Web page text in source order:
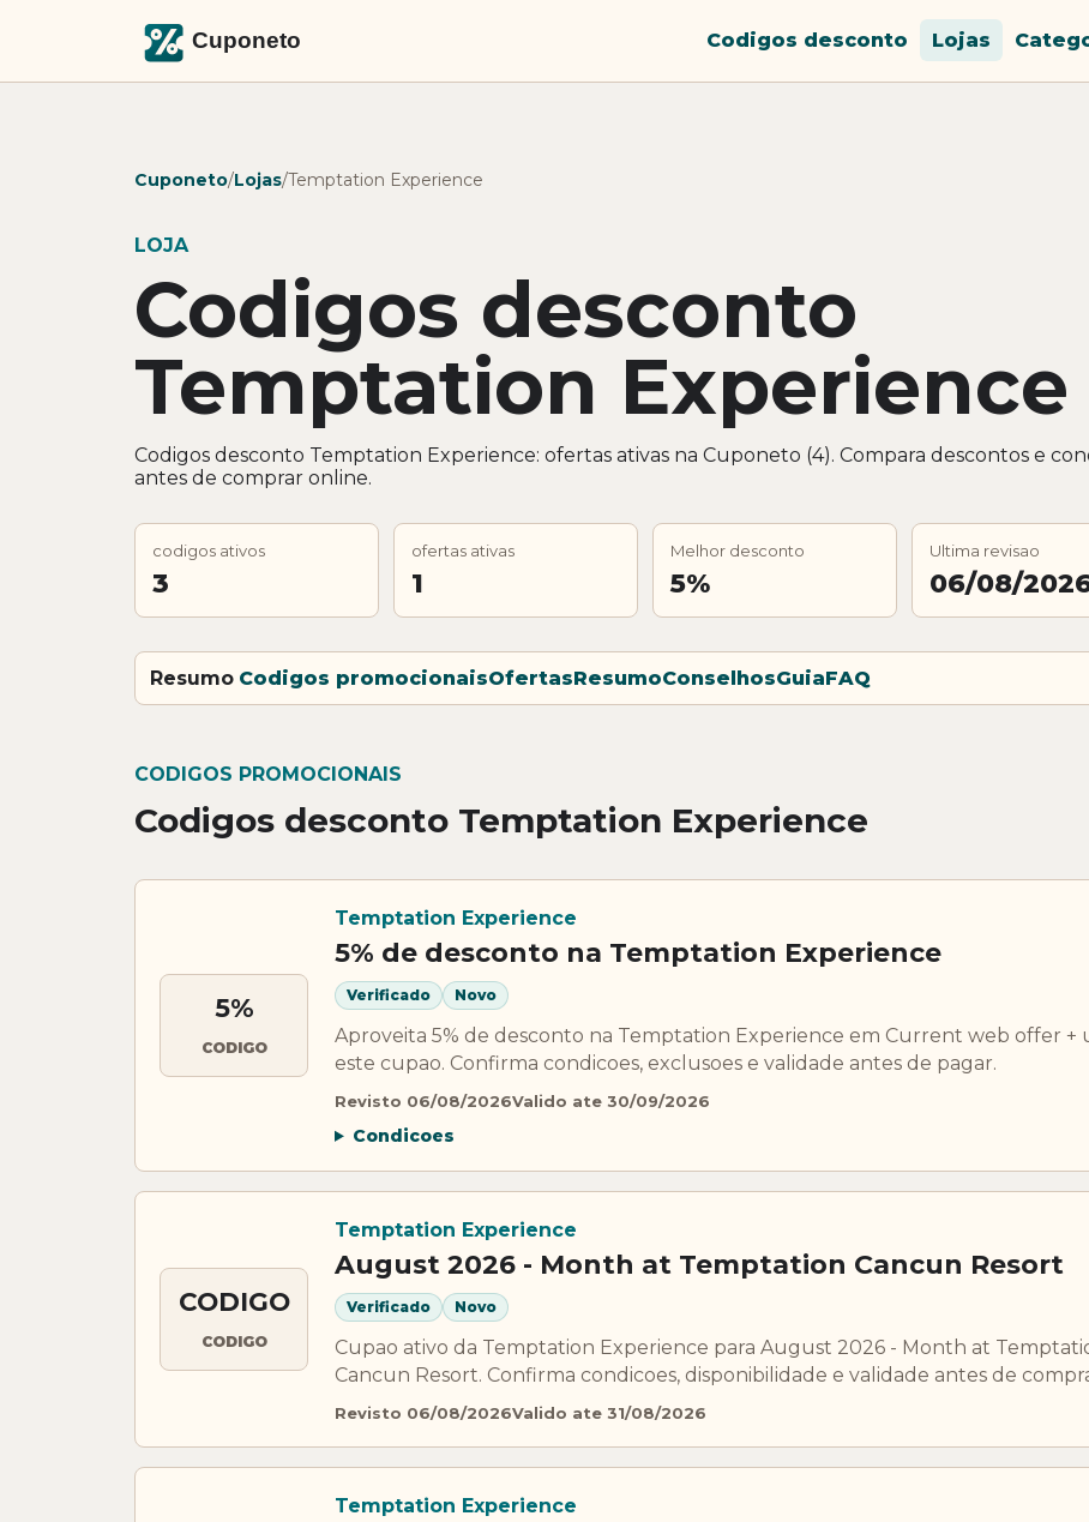
Codigos desconto Lojas
Cuponeto/Lojas/Temptation Experience
LOJA
Codigos desconto
Temptation Experience
Codigos desconto Temptation Experience: ofertas ativas na Cuponeto (4). Compara descontos e
antes de comprar online.
codigos ativos
3
ofertas ativas
1
Melhor desconto
5%
Ultima revisao
06/08/
Resumo Codigos promocionaisOfertasResumoConselhosGuiaFAQ
CODIGOS PROMOCIONAIS
Codigos desconto Temptation Experience
5%
CODIGO
Temptation Experience
5% de desconto na Temptation Experience
Verificado Novo
Aproveita 5% de desconto na Temptation Experience em Current web offer +
este cupao. Confirma condicoes, exclusoes e validade antes de pagar.
Revisto 06/08/2026Valido ate 30/09/2026
Condicoes
CODIGO
CODIGO
Temptation Experience
August 2026 - Month at Temptation Cancun Resort
Verificado Novo
Cupao ativo da Temptation Experience para August 2026 - Month at
Cancun Resort. Confirma condicoes, disponibilidade e validade antes de
Revisto 06/08/2026Valido ate 31/08/2026
Temptation Experience